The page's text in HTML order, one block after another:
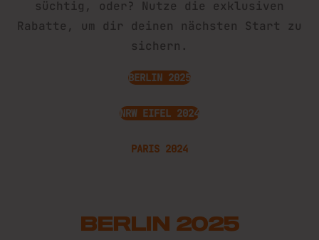
süchtig, oder? Nutze die exklusiven
Rabatte, um dir deinen nächsten Start zu
sichern.
BERLIN 2025
NRW EIFEL 2024
PARIS 2024
BERLIN 2025